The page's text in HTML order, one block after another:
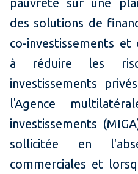
des solutions de
co-investissements et
à réduire les
investissements
l'Agence
investissements
sollicitée en
commerciales et